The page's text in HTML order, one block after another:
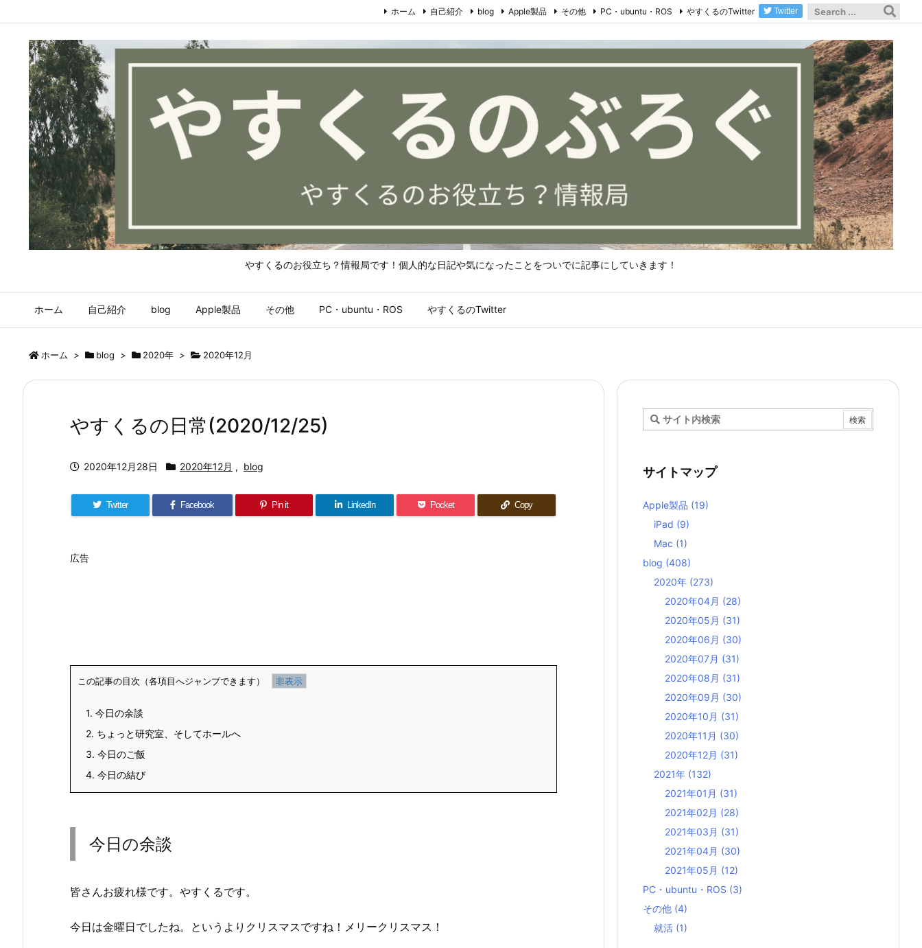
やすくるのお役立ち？情報局です！個人的な日記や気になったことをついでに記事にしていきます！
ホーム 自己紹介 blog Apple製品 その他 PC・ubuntu・ROS やすくるのTwitter
ホーム 自己紹介 blog Apple製品 その他 PC・ubuntu・ROS やすくるのTwitter Twitter
ホーム > blog > 2020年 > 2020年12月
やすくるの日常(2020/12/25)
2020年12月28日 2020年12月 , blog
Twitter Facebook Pin it LinkedIn Pocket Copy
広告
この記事の目次（各項目へジャンプできます）
1. 今日の余談
2. ちょっと研究室、そしてホールへ
3. 今日のご飯
4. 今日の結び
今日の余談
皆さんお疲れ様です。やすくるです。
今日は金曜日でしたね。というよりクリスマスですね！メリークリスマス！
サイトマップ
Apple製品 (19)
iPad (9)
Mac (1)
blog (408)
2020年 (273)
2020年04月 (28)
2020年05月 (31)
2020年06月 (30)
2020年07月 (31)
2020年08月 (31)
2020年09月 (30)
2020年10月 (31)
2020年11月 (30)
2020年12月 (31)
2021年 (132)
2021年01月 (31)
2021年02月 (28)
2021年03月 (31)
2021年04月 (30)
2021年05月 (12)
PC・ubuntu・ROS (3)
その他 (4)
就活 (1)